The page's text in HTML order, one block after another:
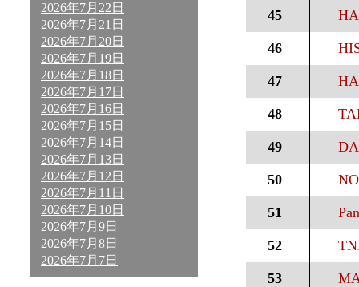
2026年7月22日
2026年7月21日
2026年7月20日
2026年7月19日
2026年7月18日
2026年7月17日
2026年7月16日
2026年7月15日
2026年7月14日
2026年7月13日
2026年7月12日
2026年7月11日
2026年7月10日
2026年7月9日
2026年7月8日
2026年7月7日
45
46
47
48
49
50
51
52
53